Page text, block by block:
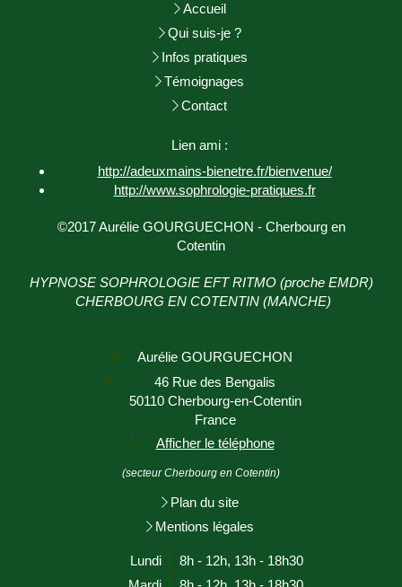
Accueil
Qui suis-je ?
Infos pratiques
Témoignages
Contact
Lien ami :
http://adeuxmains-bienetre.fr/bienvenue/
http://www.sophrologie-pratiques.fr
©2017 Aurélie GOURGUECHON - Cherbourg en
Cotentin
HYPNOSE SOPHROLOGIE EFT RITMO (proche EMDR)
CHERBOURG EN COTENTIN (MANCHE)
Aurélie GOURGUECHON
46 Rue des Bengalis
50110 Cherbourg-en-Cotentin
France
Afficher le téléphone
(secteur Cherbourg en Cotentin)
Plan du site
Mentions légales
Lundi 8h - 12h, 13h - 18h30